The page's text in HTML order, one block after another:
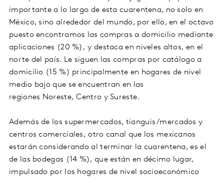
importante a lo largo de esta cuarentena, no solo en
México, sino alrededor del mundo, por ello, en el octavo
puesto encontramos las compras a domicilio mediante
aplicaciones (20 %), y destaca en niveles altos, en el
norte del país. Le siguen las compras por catálogo a
domicilio (15 %) principalmente en hogares de nivel
medio bajo que se encuentran en las
regiones Noreste, Centro y Sureste.
Además de los supermercados, tianguis/mercados y
centros comerciales, otro canal que los mexicanos
estarán considerando al terminar la cuarentena, es el
de las bodegas (14 %), que están en décimo lugar,
impulsado por los hogares de nivel socioeconómico